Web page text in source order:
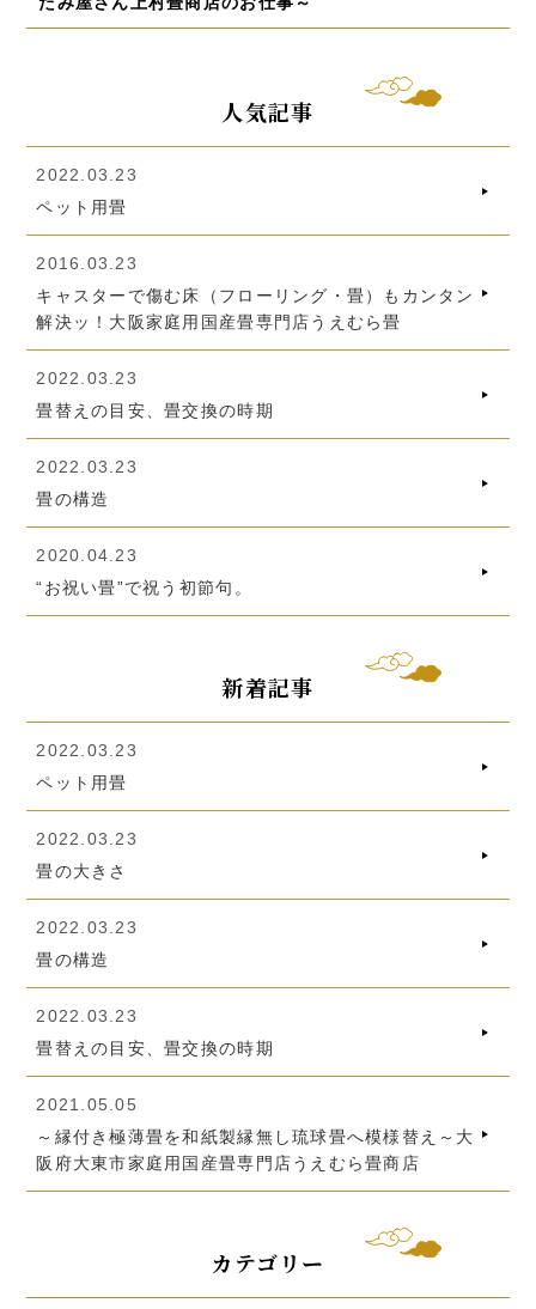
人気記事
2022.03.23
ペット用畳
2016.03.23
キャスターで傷む床（フローリング・畳）もカンタン
解決ッ！大阪家庭用国産畳専門店うえむら畳
2022.03.23
畳替えの目安、畳交換の時期
2022.03.23
畳の構造
2020.04.23
“お祝い畳”で祝う初節句。
新着記事
2022.03.23
ペット用畳
2022.03.23
畳の大きさ
2022.03.23
畳の構造
2022.03.23
畳替えの目安、畳交換の時期
2021.05.05
～縁付き極薄畳を和紙製縁無し琉球畳へ模様替え～大
阪府大東市家庭用国産畳専門店うえむら畳商店
カテゴリー